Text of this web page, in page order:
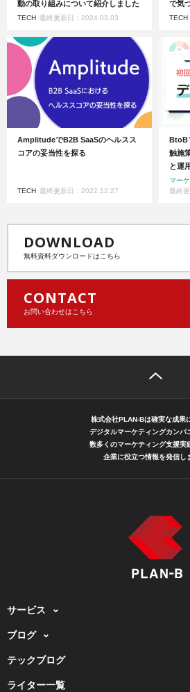
動の取り組みについて紹介しました
TECH 最終更新日：2024.03.03
で気
TECH
AmplitudeでB2B SaaSのヘルスス
コアの妥当性を探る
TECH 最終更新日：2022.12.27
BtoB
触施
と運用
マー
最終
DOWNLOAD
無料資料ダウンロードはこちら
CONTACT
お問い合わせはこちら
株式会社PLAN-Bは確実な成果
デジタルマーケティングカンパ
数多くのマーケティング支援実
企業に役立つ情報を発信し
サービス
ブログ
テックブログ
ライター一覧